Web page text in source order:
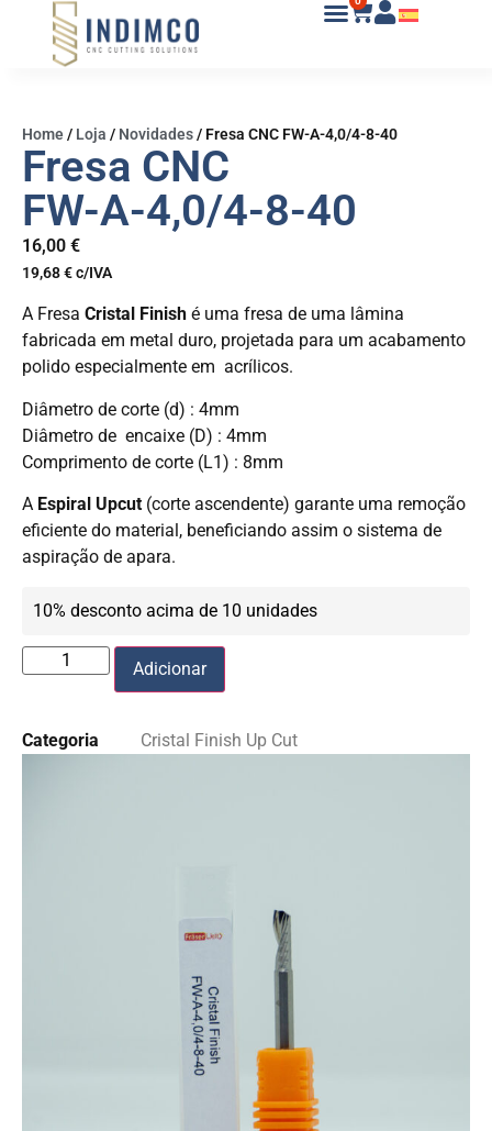
Home/ Loja / Novidades/ Fresa CNC FW-A-4,0/4-8-40
Fresa CNC
FW-A-4,0/4-8-40
16,00 €
19,68€c/IVA
A Fresa Cristal Finish é uma fresa de uma lâmina
fabricada em metal duro, projetada para um acabamento
polido especialmente em acrílicos.
Diâmetro de corte (d) : 4mm
Diâmetro de encaixe (D) : 4mm
Comprimento de corte (L1) : 8mm
A Espiral Upcut (corte ascendente) garante uma remoção
eficiente do material, beneficiando assim o sistema de
aspiração de apara.
10% desconto acima de 10 unidades
Adicionar
Categoria Cristal Finish Up Cut